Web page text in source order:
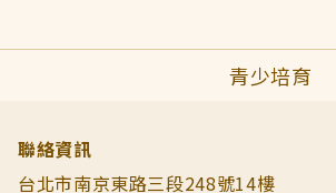
青少培育
聯絡資訊
台北市南京東路三段248號14樓